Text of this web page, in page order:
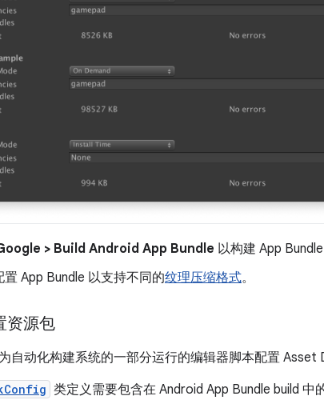
> Build Android App Bundle 以构建 App Bundle
App Bundle 以支持不同的纹理压缩格式。
资源包
自动化构建系统的一部分运行的编辑器脚本配置 Asset
类定义需要包含在 Android App Bundle build